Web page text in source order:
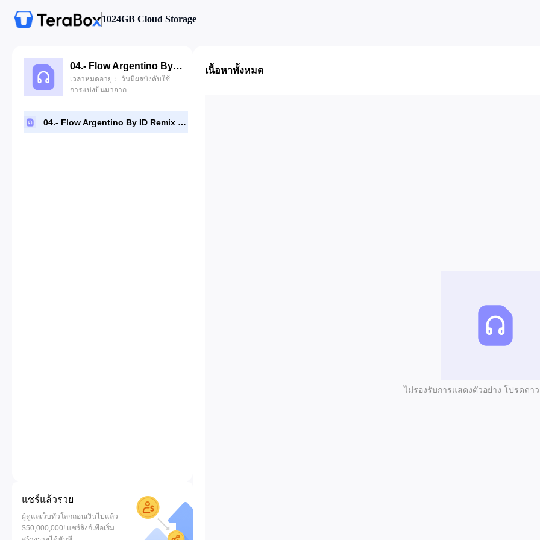
1024GB Cloud Storage
04.- Flow Argentino By ID Remix LMI.mp3
เวลาหมดอายุ： วันมีผลบังคับใช้
การแบ่งปันมาจาก
04.- Flow Argentino By ID Remix LMI.mp3
แชร์แล้วรวย
ผู้ดูแลเว็บทั่วโลกถอนเงินไปแล้ว
$50,000,000! แชร์ลิงก์เพื่อเริ่ม
เนื้อหาทั้งหมด
ไม่รองรับการแสดงตัวอย่าง โปรดดา